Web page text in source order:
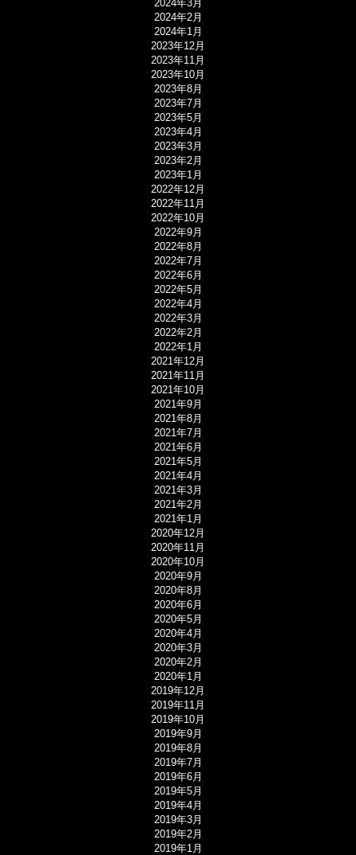
2024年3月
2024年2月
2024年1月
2023年12月
2023年11月
2023年10月
2023年8月
2023年7月
2023年5月
2023年4月
2023年3月
2023年2月
2023年1月
2022年12月
2022年11月
2022年10月
2022年9月
2022年8月
2022年7月
2022年6月
2022年5月
2022年4月
2022年3月
2022年2月
2022年1月
2021年12月
2021年11月
2021年10月
2021年9月
2021年8月
2021年7月
2021年6月
2021年5月
2021年4月
2021年3月
2021年2月
2021年1月
2020年12月
2020年11月
2020年10月
2020年9月
2020年8月
2020年6月
2020年5月
2020年4月
2020年3月
2020年2月
2020年1月
2019年12月
2019年11月
2019年10月
2019年9月
2019年8月
2019年7月
2019年6月
2019年5月
2019年4月
2019年3月
2019年2月
2019年1月